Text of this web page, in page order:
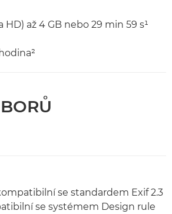
HD) až 4 GB nebo 29 min 59 s¹
se standardem Exif 2.3
se systémem Design rule